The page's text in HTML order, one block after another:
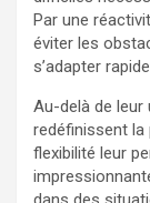
Par une
éviter les
s’adapter
Au-delà de
redéfinissent la
flexibilité leur